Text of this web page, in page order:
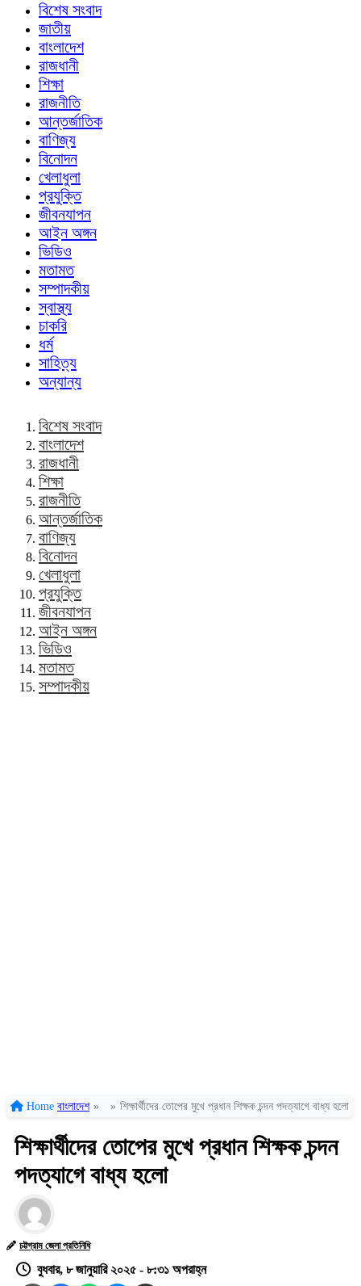
বিশেষ সংবাদ
জাতীয়
বাংলাদেশ
রাজধানী
শিক্ষা
রাজনীতি
আন্তর্জাতিক
বাণিজ্য
বিনোদন
খেলাধুলা
প্রযুক্তি
জীবনযাপন
আইন অঙ্গন
ভিডিও
মতামত
সম্পাদকীয়
স্বাস্থ্য
চাকরি
ধর্ম
সাহিত্য
অন্যান্য
বিশেষ সংবাদ
বাংলাদেশ
রাজধানী
শিক্ষা
রাজনীতি
আন্তর্জাতিক
বাণিজ্য
বিনোদন
খেলাধুলা
প্রযুক্তি
জীবনযাপন
আইন অঙ্গন
ভিডিও
মতামত
সম্পাদকীয়
Home বাংলাদেশ » » শিক্ষার্থীদের তোপের মুখে প্রধান শিক্ষক চন্দন পদত্যাগে বাধ্য হলো
শিক্ষার্থীদের তোপের মুখে প্রধান শিক্ষক চন্দন
পদত্যাগে বাধ্য হলো
চট্টগ্রাম জেলা প্রতিনিধি
বুধবার, ৮ জানুয়ারি ২০২৫ - ৮:৩১ অপরাহ্ন